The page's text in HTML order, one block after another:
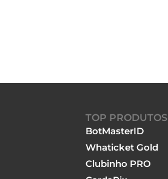
TOP PRODUTOS
BotMasterID
Whaticket Gold
Clubinho PRO